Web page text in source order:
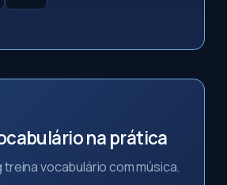
na prática
treina vocabulário com música.